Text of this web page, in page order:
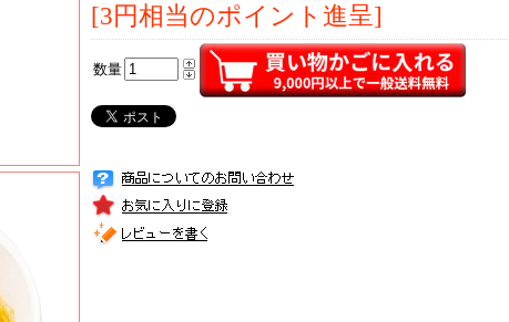
[3円相当のポイント進呈]
数量